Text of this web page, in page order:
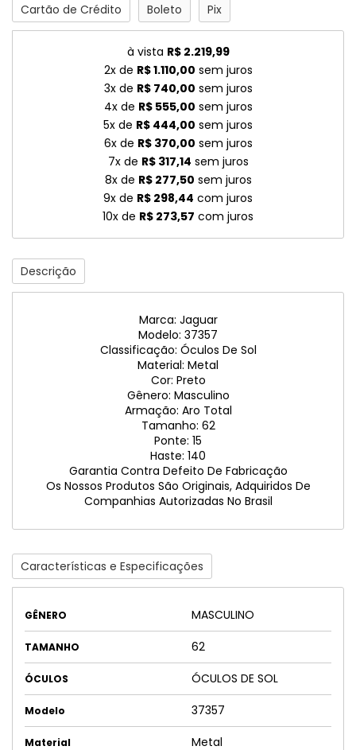
Cartão de Crédito Boleto Pix
à vista R$ 2.219,99
2x de R$ 1.110,00 sem juros
3x de R$ 740,00 sem juros
4x de R$ 555,00 sem juros
5x de R$ 444,00 sem juros
6x de R$ 370,00 sem juros
7x de R$ 317,14 sem juros
8x de R$ 277,50 sem juros
9x de R$ 298,44 com juros
10x de R$ 273,57 com juros
Descrição
Marca: Jaguar
Modelo: 37357
Classificação: Óculos De Sol
Material: Metal
Cor: Preto
Gênero: Masculino
Armação: Aro Total
Tamanho: 62
Ponte: 15
Haste: 140
Garantia Contra Defeito De Fabricação
Os Nossos Produtos São Originais, Adquiridos De
Companhias Autorizadas No Brasil
Características e Especificações
GÊNERO MASCULINO
TAMANHO 62
ÓCULOS ÓCULOS DE SOL
Modelo 37357
Material Metal